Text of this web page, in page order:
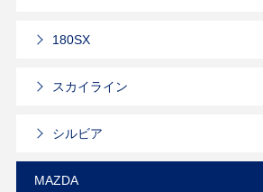
180SX
スカイライン
シルビア
MAZDA